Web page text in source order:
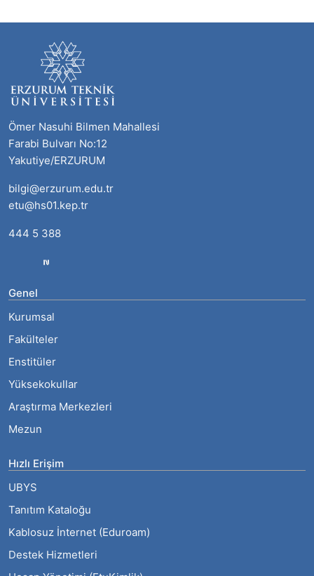
Ömer Nasuhi Bilmen Mahallesi
Farabi Bulvarı No:12
Yakutiye/ERZURUM
bilgi@erzurum.edu.tr
etu@hs01.kep.tr
444 5 388
Genel
Kurumsal
Fakülteler
Enstitüler
Yüksekokullar
Araştırma Merkezleri
Mezun
Hızlı Erişim
UBYS
Tanıtım Kataloğu
Kablosuz İnternet (Eduroam)
Destek Hizmetleri